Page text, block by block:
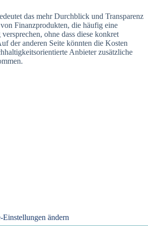
das mehr Durchblick und Transparenz
Finanzprodukten, die häufig eine
ohne dass diese konkret
der anderen Seite könnten die Kosten
Anbieter zusätzliche
Einstellungen ändern